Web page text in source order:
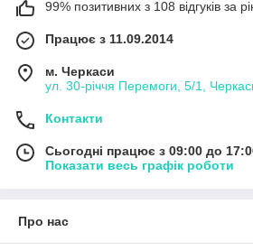
99% позитивних з 108 відгуків за
Працює з 11.09.2014
м. Черкаси
ул. 30-рiччя Перемоги, 5/1,
Контакти
Сьогодні працює з 09:00 до
Показати весь графік роботи
Про нас